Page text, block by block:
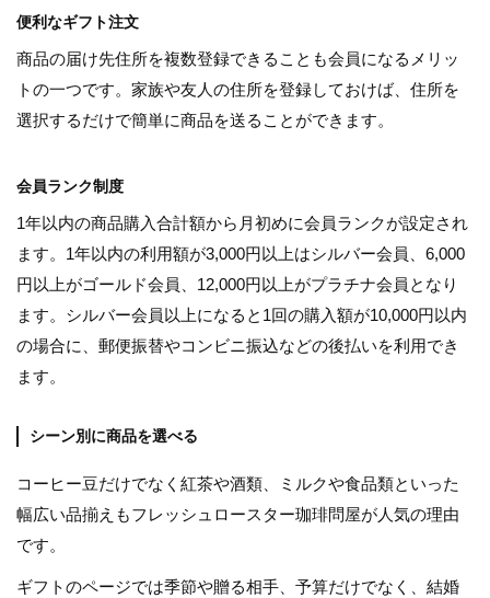
便利なギフト注文
商品の届け先住所を複数登録できることも会員になるメリッ
トの一つです。家族や友人の住所を登録しておけば、住所を
選択するだけで簡単に商品を送ることができます。
会員ランク制度
1年以内の商品購入合計額から月初めに会員ランクが設定され
ます。1年以内の利用額が3,000円以上はシルバー会員、6,000
円以上がゴールド会員、12,000円以上がプラチナ会員となり
ます。シルバー会員以上になると1回の購入額が10,000円以内
の場合に、郵便振替やコンビニ振込などの後払いを利用でき
ます。
シーン別に商品を選べる
コーヒー豆だけでなく紅茶や酒類、ミルクや食品類といった
幅広い品揃えもフレッシュロースター珈琲問屋が人気の理由
です。
ギフトのページでは季節や贈る相手、予算だけでなく、結婚